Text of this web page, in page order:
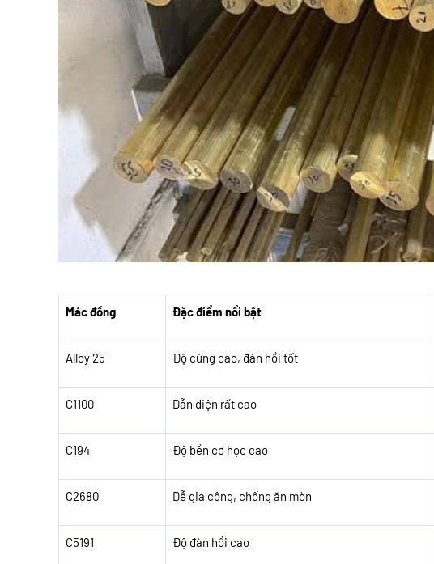
Mác đồng Đặc điểm nổi bật
Alloy 25 Độ cứng cao, đàn hồi tốt
C1100 Dẫn điện rất cao
C194 Độ bền cơ học cao
C2680 Dễ gia công, chống ăn mòn
C5191 Độ đàn hồi cao